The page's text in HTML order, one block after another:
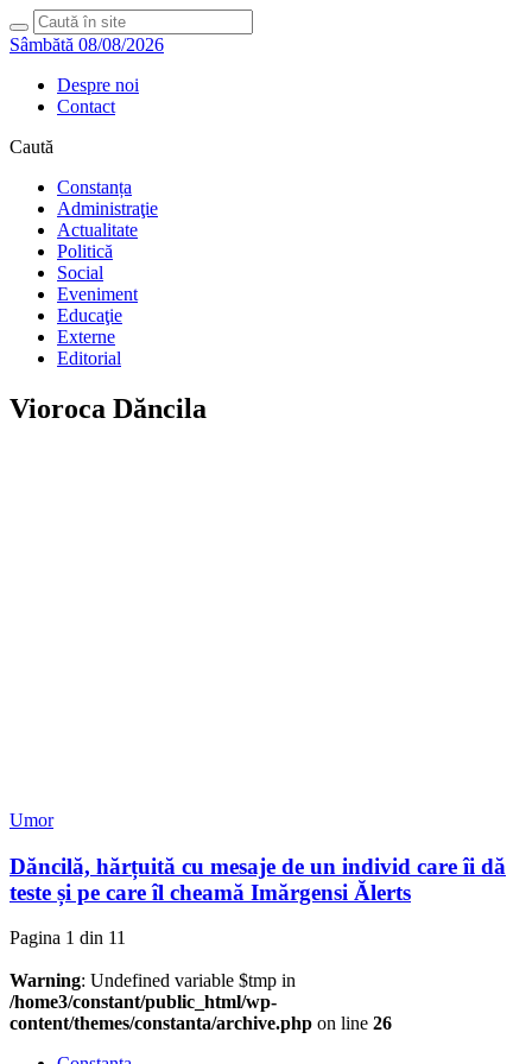
Sâmbătă 08/08/2026
Despre noi
Contact
Caută
Constanța
Administraţie
Actualitate
Politică
Social
Eveniment
Educaţie
Externe
Editorial
Vioroca Dăncila
Umor
Dăncilă, hărțuită cu mesaje de un individ care îi dă
teste și pe care îl cheamă Imărgensi Ălerts
Pagina 1 din 11
Warning: Undefined variable $tmp in
/home3/constant/public_html/wp-
content/themes/constanta/archive.php on line 26